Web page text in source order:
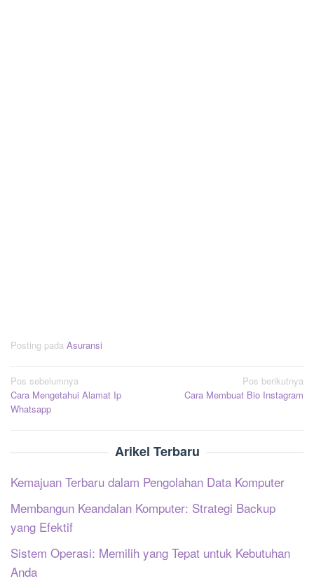
Posting pada Asuransi
Navigasi
pos
Pos sebelumnya
Cara Mengetahui Alamat Ip
Whatsapp
Pos berikutnya
Cara Membuat Bio Instagram
Arikel Terbaru
Kemajuan Terbaru dalam Pengolahan Data Komputer
Membangun Keandalan Komputer: Strategi Backup
yang Efektif
Sistem Operasi: Memilih yang Tepat untuk Kebutuhan
Anda